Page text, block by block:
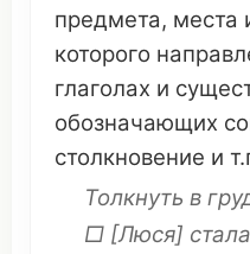
предмета, места
которого
глаголах и
обозначающих
столкновение и
Толкнуть в
□ [Люся] стала